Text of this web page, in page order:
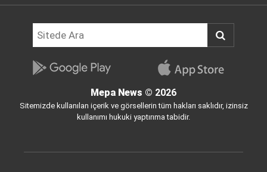
Mepa News © 2026
Sitemizde kullanılan içerik ve görsellerin tüm hakları saklıdır, izinsiz
kullanımı hukuki yaptırıma tabidir.